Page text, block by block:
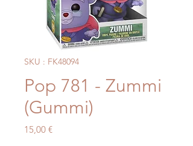
SKU : FK48094
Pop 781 - Zummi
(Gummi)
15,00 €Prix